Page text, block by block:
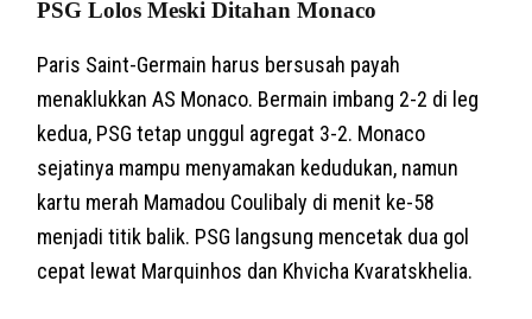
PSG Lolos Meski Ditahan Monaco
Paris Saint-Germain harus bersusah payah
menaklukkan AS Monaco. Bermain imbang 2-2 di leg
kedua, PSG tetap unggul agregat 3-2. Monaco
sejatinya mampu menyamakan kedudukan, namun
kartu merah Mamadou Coulibaly di menit ke-58
menjadi titik balik. PSG langsung mencetak dua gol
cepat lewat Marquinhos dan Khvicha Kvaratskhelia.